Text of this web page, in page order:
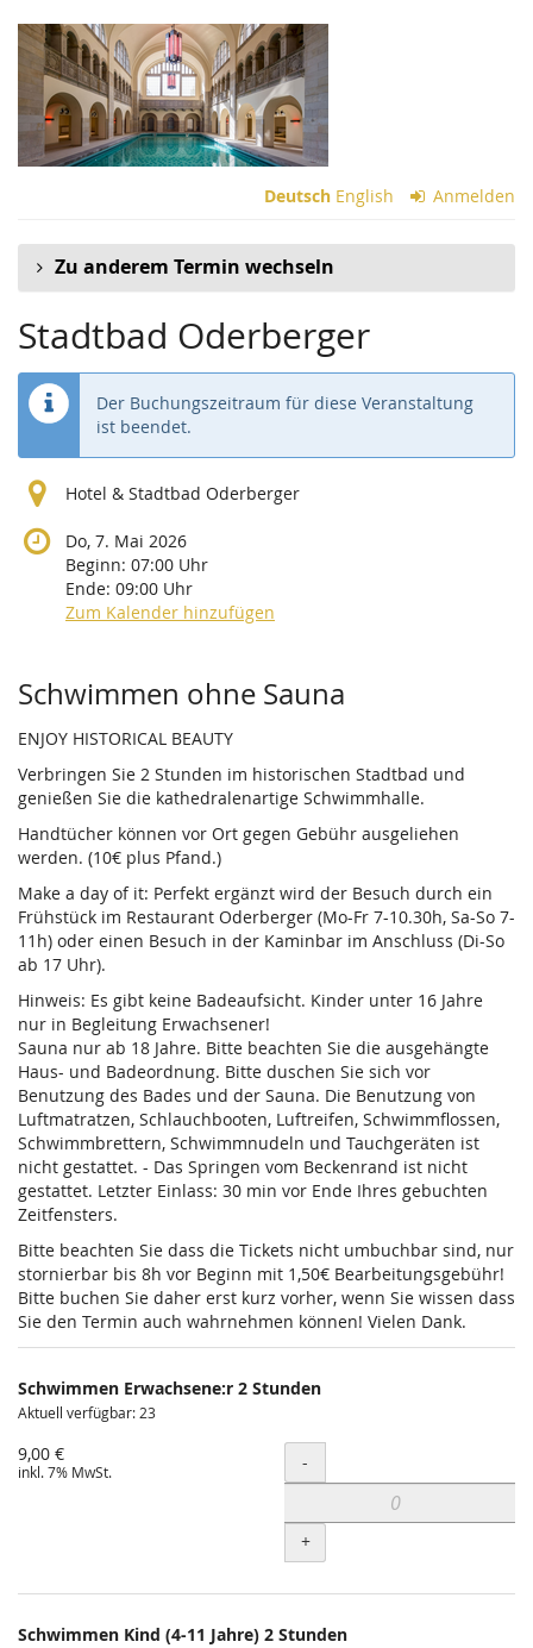
Zum
Haupt-
Inhalt
springen
Deutsch English Anmelden
Zu anderem Termin wechseln
Stadtbad Oderberger
Der Buchungszeitraum für diese Veranstaltung
ist beendet.
Hotel & Stadtbad Oderberger
Do, 7. Mai 2026
Beginn: 07:00 Uhr
Ende: 09:00 Uhr
Zum Kalender hinzufügen
Produkte
Schwimmen ohne Sauna
ENJOY HISTORICAL BEAUTY
Verbringen Sie 2 Stunden im historischen Stadtbad und
genießen Sie die kathedralenartige Schwimmhalle.
Handtücher können vor Ort gegen Gebühr ausgeliehen
werden. (10€ plus Pfand.)
Make a day of it: Perfekt ergänzt wird der Besuch durch ein
Frühstück im Restaurant Oderberger (Mo-Fr 7-10.30h, Sa-So 7-
11h) oder einen Besuch in der Kaminbar im Anschluss (Di-So
ab 17 Uhr).
Hinweis: Es gibt keine Badeaufsicht. Kinder unter 16 Jahre
nur in Begleitung Erwachsener!
Sauna nur ab 18 Jahre. Bitte beachten Sie die ausgehängte
Haus- und Badeordnung. Bitte duschen Sie sich vor
Benutzung des Bades und der Sauna. Die Benutzung von
Luftmatratzen, Schlauchbooten, Luftreifen, Schwimmflossen,
Schwimmbrettern, Schwimmnudeln und Tauchgeräten ist
nicht gestattet. - Das Springen vom Beckenrand ist nicht
gestattet. Letzter Einlass: 30 min vor Ende Ihres gebuchten
Zeitfensters.
Bitte beachten Sie dass die Tickets nicht umbuchbar sind, nur
stornierbar bis 8h vor Beginn mit 1,50€ Bearbeitungsgebühr!
Bitte buchen Sie daher erst kurz vorher, wenn Sie wissen dass
Sie den Termin auch wahrnehmen können! Vielen Dank.
Schwimmen Erwachsene:r 2 Stunden
Aktuell verfügbar: 23
9,00 €
inkl. 7% MwSt. Menge
-
+
Schwimmen Kind (4-11 Jahre) 2 Stunden